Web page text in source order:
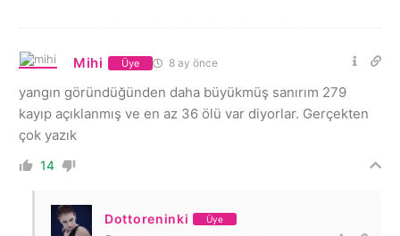
Mihi Üye 8 ay önce
yangın göründüğünden daha büyükmüş sanırım 279
kayıp açıklanmış ve en az 36 ölü var diyorlar. Gerçekten
çok yazık
14
Dottoreninki Üye